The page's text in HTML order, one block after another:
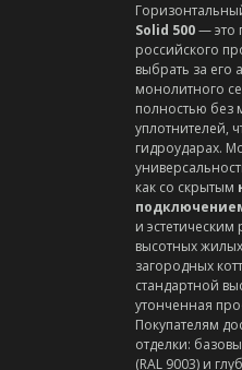
Solid 500— это
российского
выбрать за его
монолитного
полностью без
уплотнителей,
гидроударах.
как со скрытым
и
высотных
загородных
стандартной
утонченная
Покупателям
отделки:
(RAL 9003) и